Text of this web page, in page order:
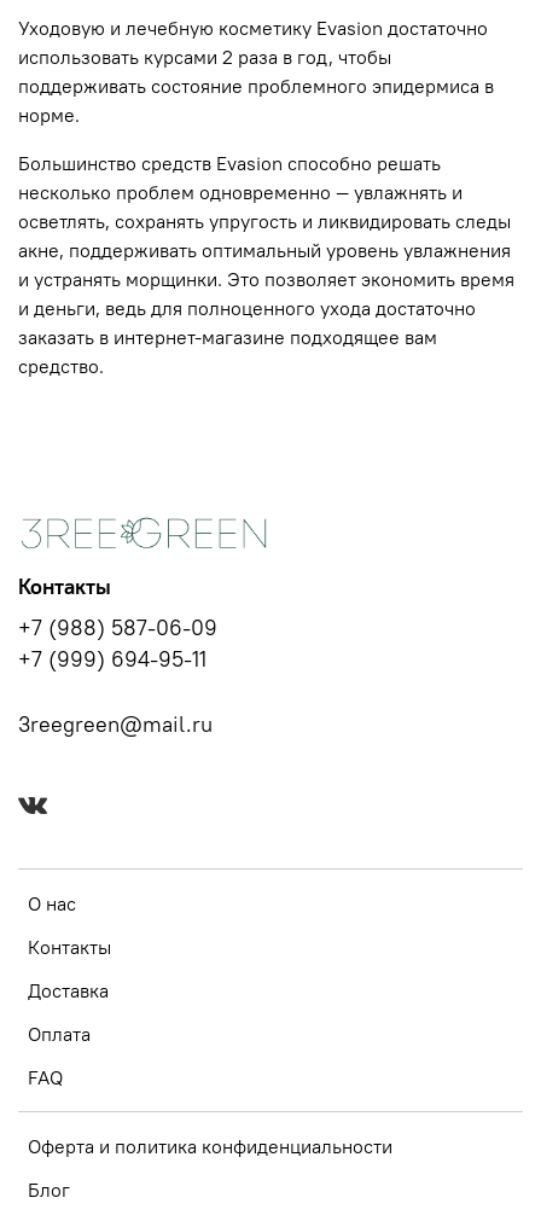
Уходовую и лечебную косметику Evasion достаточно
использовать курсами 2 раза в год, чтобы
поддерживать состояние проблемного эпидермиса в
норме.
Большинство средств Evasion способно решать
несколько проблем одновременно — увлажнять и
осветлять, сохранять упругость и ликвидировать следы
акне, поддерживать оптимальный уровень увлажнения
и устранять морщинки. Это позволяет экономить время
и деньги, ведь для полноценного ухода достаточно
заказать в интернет-магазине подходящее вам
средство.
О нас
Контакты
Доставка
Оплата
FAQ
Оферта и политика конфиденциальности
Блог
Контакты
+7 (988) 587-06-09
+7 (999) 694-95-11
3reegreen@mail.ru